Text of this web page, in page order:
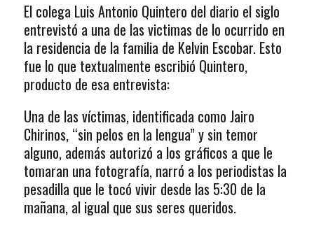
El colega Luis Antonio Quintero del diario el siglo
entrevistó a una de las victimas de lo ocurrido en
la residencia de la familia de Kelvin Escobar. Esto
fue lo que textualmente escribió Quintero,
producto de esa entrevista:
Una de las víctimas, identificada como Jairo
Chirinos, “sin pelos en la lengua” y sin temor
alguno, además autorizó a los gráficos a que le
tomaran una fotografía, narró a los periodistas la
pesadilla que le tocó vivir desde las 5:30 de la
mañana, al igual que sus seres queridos.